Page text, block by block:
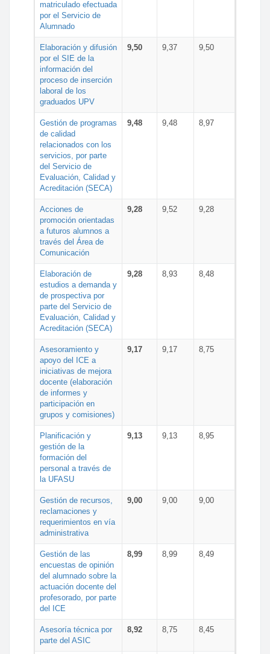
matriculado efectuada
por el Servicio de
Alumnado
Elaboración y difusión
por el SIE de la
información del
proceso de inserción
laboral de los
graduados UPV
9,50 9,37 9,50
Gestión de programas
de calidad
relacionados con los
servicios, por parte
del Servicio de
Evaluación, Calidad y
Acreditación (SECA)
9,48 9,48 8,97
Acciones de
promoción orientadas
a futuros alumnos a
través del Área de
Comunicación
9,28 9,52 9,28
Elaboración de
estudios a demanda y
de prospectiva por
parte del Servicio de
Evaluación, Calidad y
Acreditación (SECA)
9,28 8,93 8,48
Asesoramiento y
apoyo del ICE a
iniciativas de mejora
docente (elaboración
de informes y
participación en
grupos y comisiones)
9,17 9,17 8,75
Planificación y
gestión de la
formación del
personal a través de
la UFASU
9,13 9,13 8,95
Gestión de recursos,
reclamaciones y
requerimientos en vía
administrativa
9,00 9,00 9,00
Gestión de las
encuestas de opinión
del alumnado sobre la
actuación docente del
profesorado, por parte
del ICE
8,99 8,99 8,49
Asesoría técnica por
parte del ASIC
8,92 8,75 8,45